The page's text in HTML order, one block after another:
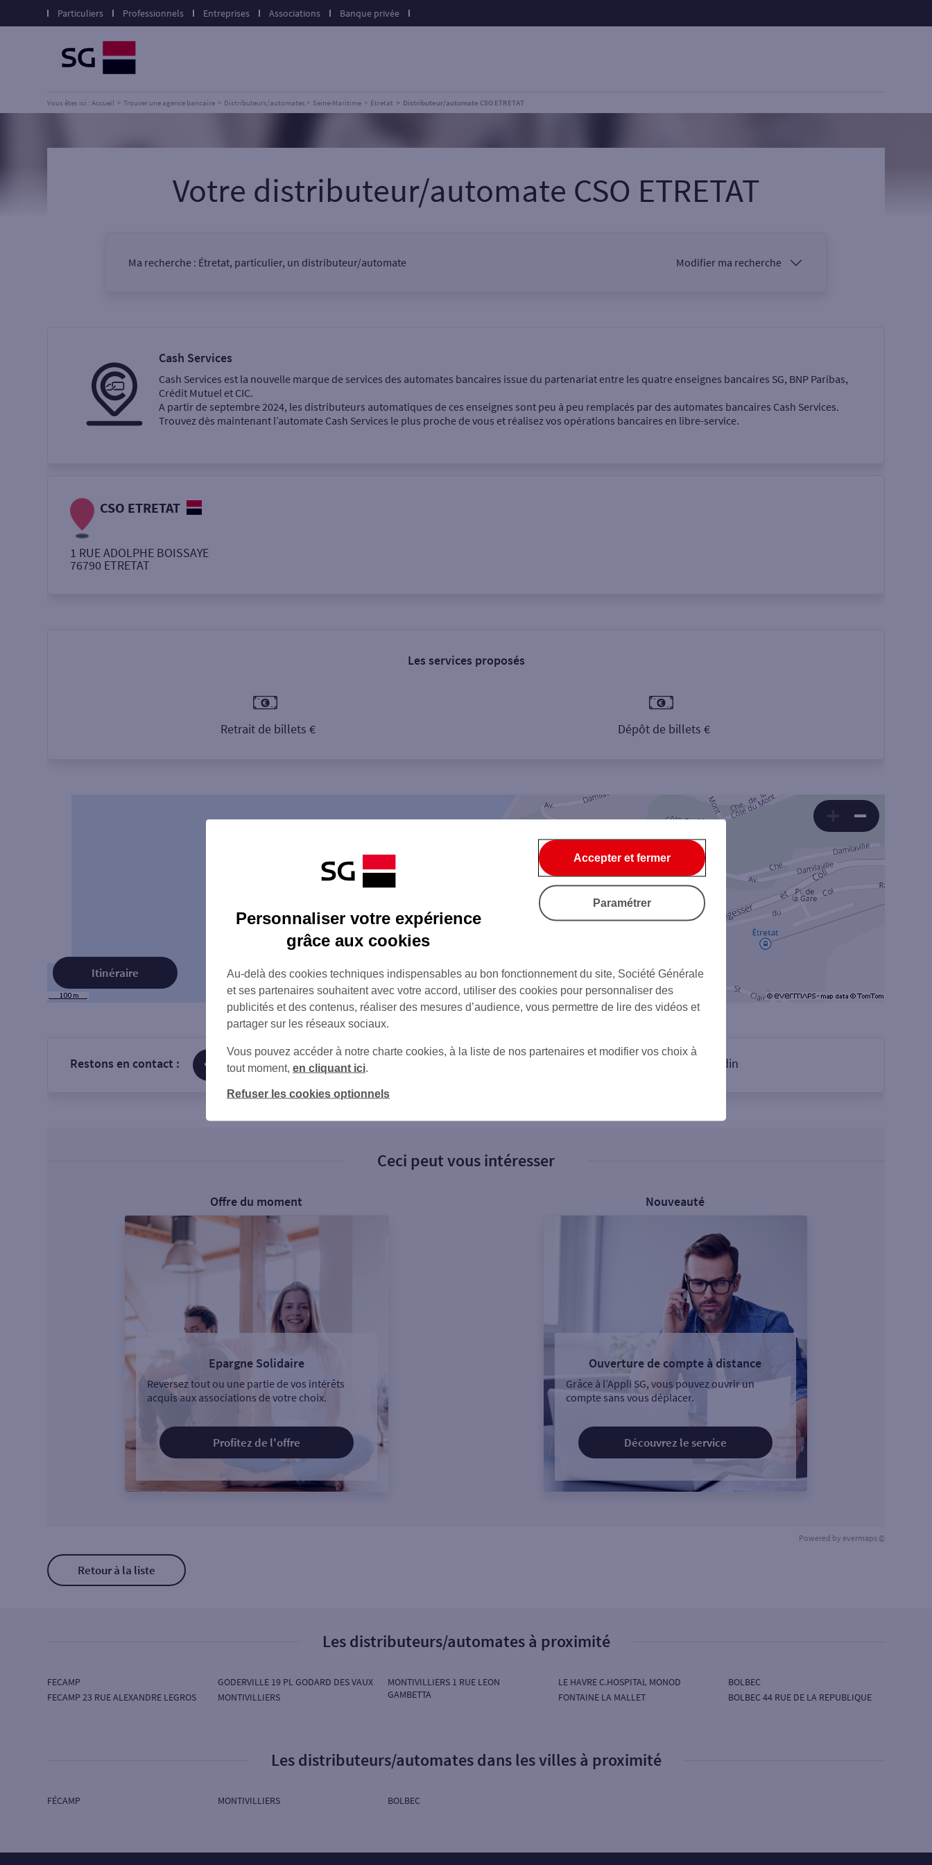
Particuliers Professionnels Entreprises Associations Banque privée
Vous êtes ici : Accueil Trouver une agence bancaire Distributeurs/automates Seine-Maritime Étretat Distributeur/automate CSO ETRETAT
Votre distributeur/automate CSO ETRETAT
Ma recherche : Étretat, particulier, un distributeur/automate Modifier ma recherche
Ma recherche
Retrait de billets €
Cash Services
Cash Services est la nouvelle marque de services des automates bancaires issue du partenariat entre les quatre enseignes bancaires SG, BNP Paribas,
Crédit Mutuel et CIC.
A partir de septembre 2024, les distributeurs automatiques de ces enseignes sont peu à peu remplacés par des automates bancaires Cash Services.
Trouvez dès maintenant l’automate Cash Services le plus proche de vous et réalisez vos opérations bancaires en libre-service.
CSO ETRETAT
1 RUE ADOLPHE BOISSAYE
76790 ETRETAT
Les services proposés
Retrait de billets € Dépôt de billets €
Itinéraire
Restons en contact : sur Facebook sur Linkedin
Ceci peut vous intéresser
Offre du moment
Epargne Solidaire
Reversez tout ou une partie de vos intérêts
acquis aux associations de votre choix.
Profitez de l'offre
Nouveauté
Ouverture de compte à distance
Grâce à l’Appli SG, vous pouvez ouvrir un
compte sans vous déplacer.
Découvrez le service
Powered by evermaps ©
Retour à la liste
Les distributeurs/automates à proximité
FECAMP
FECAMP 23 RUE ALEXANDRE LEGROS
GODERVILLE 19 PL GODARD DES VAUX
MONTIVILLIERS
MONTIVILLIERS 1 RUE LEON
GAMBETTA
LE HAVRE C.HOSPITAL MONOD
FONTAINE LA MALLET
BOLBEC
BOLBEC 44 RUE DE LA REPUBLIQUE
Les distributeurs/automates dans les villes à proximité
FÉCAMP MONTIVILLIERS BOLBEC
Personnaliser votre expérience
grâce aux cookies
Au-delà des cookies techniques indispensables au bon fonctionnement du site, Société Générale
et ses partenaires souhaitent avec votre accord, utiliser des cookies pour personnaliser des
publicités et des contenus, réaliser des mesures d’audience, vous permettre de lire des vidéos et
partager sur les réseaux sociaux.
Vous pouvez accéder à notre charte cookies, à la liste de nos partenaires et modifier vos choix à
tout moment, en cliquant ici.
Refuser les cookies optionnels
Accepter et fermer
Paramétrer